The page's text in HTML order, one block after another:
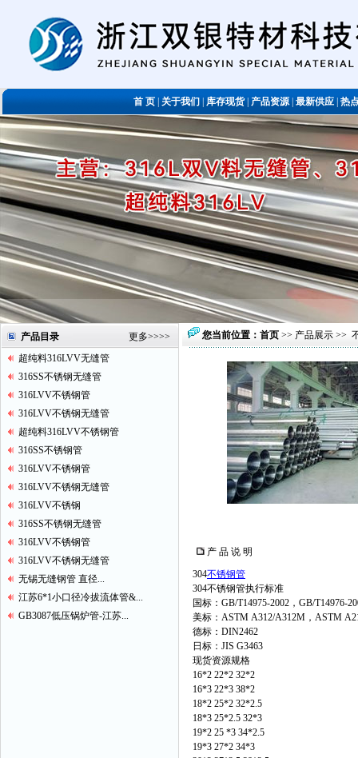
首 页关于我们库存现货|产品资源|最新供应|热
产品目录 更多>>>>
超纯料316LVV无缝管
316SS不锈钢无缝管
316LVV不锈钢管
316LVV不锈钢无缝管
超纯料316LVV不锈钢管
316SS不锈钢管
316LVV不锈钢管
316LVV不锈钢无缝管
316LVV不锈钢
316SS不锈钢无缝管
316LVV不锈钢管
316LVV不锈钢无缝管
无锡无缝钢管 直径...
江苏6*1小口径冷拔流体管&...
GB3087低压锅炉管-江苏...
您当前位置： 首页 >> 产品展示 >>
产 品 说 明
304不锈钢管
304不锈钢管执行标准
国标：GB/T14975-2002，GB/T14976-
美标：ASTM A312/A312M，ASTM
德标：DIN2462
日标：JIS G3463
现货资源规格
16*2 22*2 32*2
16*3 22*3 38*2
18*2 25*2 32*2.5
18*3 25*2.5 32*3
19*2 25 *3 34*2.5
19*3 27*2 34*3